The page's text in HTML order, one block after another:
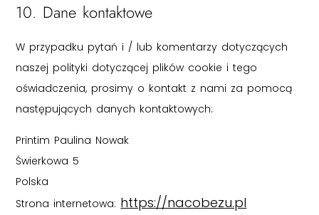
10. Dane kontaktowe
W przypadku pytań i / lub komentarzy dotyczących
naszej polityki dotyczącej plików cookie i tego
oświadczenia, prosimy o kontakt z nami za pomocą
następujących danych kontaktowych:
Printim Paulina Nowak
Świerkowa 5
Polska
Strona internetowa: https://nacobezu.pl